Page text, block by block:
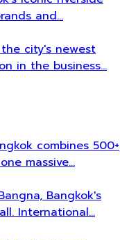
and…
city's newest
in the business…
combines 500+
massive…
Bangkok's
International…